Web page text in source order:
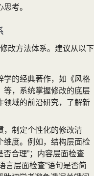
考。
改方法体系。建议从以下
学的经典著作，如《风格
等，系统掌握修改的底层
领域的前沿研究，了解新
，制定个性化的修改清
维度。例如，结构层面检
否合理”；内容层面检查
言层面检查“语句是否简